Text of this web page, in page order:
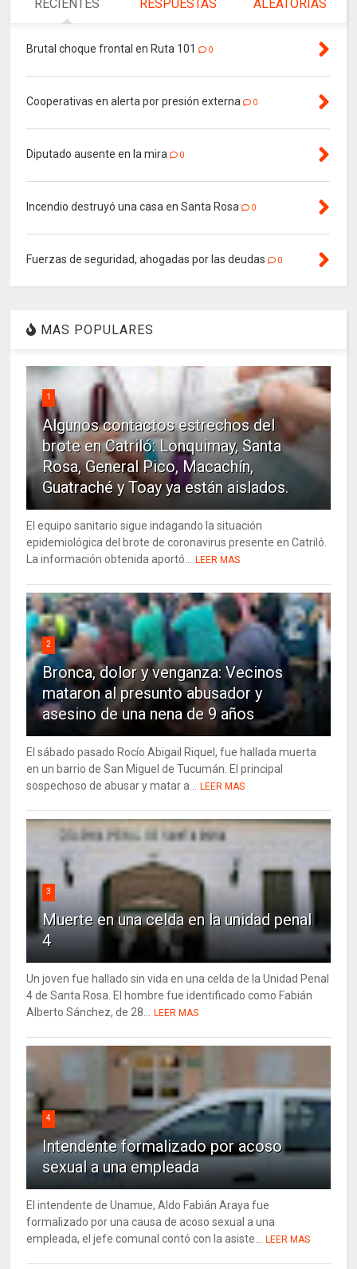
RECIENTES RESPUESTAS ALEATORIAS
Brutal choque frontal en Ruta 101 0
Cooperativas en alerta por presión externa 0
Diputado ausente en la mira 0
Incendio destruyó una casa en Santa Rosa 0
Fuerzas de seguridad, ahogadas por las deudas 0
MAS POPULARES
1
Algunos contactos estrechos del
brote en Catriló: Lonquimay, Santa
Rosa, General Pico, Macachín,
Guatraché y Toay ya están aislados.
El equipo sanitario sigue indagando la situación
epidemiológica del brote de coronavirus presente en Catriló.
La información obtenida aportó...
LEER MAS
2
Bronca, dolor y venganza: Vecinos
mataron al presunto abusador y
asesino de una nena de 9 años
El sábado pasado Rocío Abigail Riquel, fue hallada muerta
en un barrio de San Miguel de Tucumán. El principal
sospechoso de abusar y matar a...
LEER MAS
3
Muerte en una celda en la unidad penal
4
Un joven fue hallado sin vida en una celda de la Unidad Penal
4 de Santa Rosa. El hombre fue identificado como Fabián
Alberto Sánchez, de 28...
LEER MAS
4
Intendente formalizado por acoso
sexual a una empleada
El intendente de Unamue, Aldo Fabián Araya fue
formalizado por una causa de acoso sexual a una
empleada, el jefe comunal contó con la asiste...
LEER MAS